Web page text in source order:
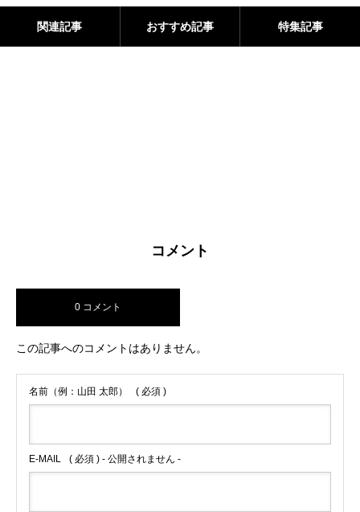
関連記事 おすすめ記事 特集記事
コメント
0 コメント
この記事へのコメントはありません。
名前（例：山田 太郎） ( 必須 )
E-MAIL ( 必須 ) - 公開されません -